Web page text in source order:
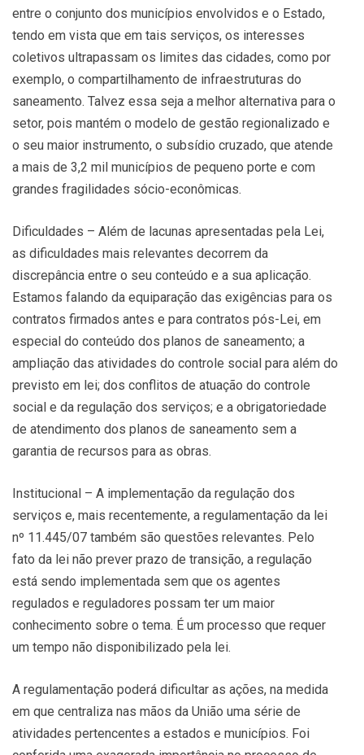
entre o conjunto dos municípios envolvidos e o Estado,
tendo em vista que em tais serviços, os interesses
coletivos ultrapassam os limites das cidades, como por
exemplo, o compartilhamento de infraestruturas do
saneamento. Talvez essa seja a melhor alternativa para o
setor, pois mantém o modelo de gestão regionalizado e
o seu maior instrumento, o subsídio cruzado, que atende
a mais de 3,2 mil municípios de pequeno porte e com
grandes fragilidades sócio-econômicas.
Dificuldades – Além de lacunas apresentadas pela Lei,
as dificuldades mais relevantes decorrem da
discrepância entre o seu conteúdo e a sua aplicação.
Estamos falando da equiparação das exigências para os
contratos firmados antes e para contratos pós-Lei, em
especial do conteúdo dos planos de saneamento; a
ampliação das atividades do controle social para além do
previsto em lei; dos conflitos de atuação do controle
social e da regulação dos serviços; e a obrigatoriedade
de atendimento dos planos de saneamento sem a
garantia de recursos para as obras.
Institucional – A implementação da regulação dos
serviços e, mais recentemente, a regulamentação da lei
nº 11.445/07 também são questões relevantes. Pelo
fato da lei não prever prazo de transição, a regulação
está sendo implementada sem que os agentes
regulados e reguladores possam ter um maior
conhecimento sobre o tema. É um processo que requer
um tempo não disponibilizado pela lei.
A regulamentação poderá dificultar as ações, na medida
em que centraliza nas mãos da União uma série de
atividades pertencentes a estados e municípios. Foi